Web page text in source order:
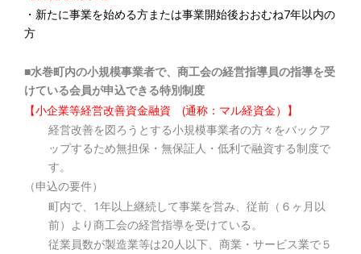
・新たに事業を始める方または事業開始後おおむね7年以内の
方
■水巻町内の小規模事業者で、商工会の経営指導員の指導を受
けている会員が申込できる特別制度
【小企業等経営改善資金融資 (通称：マル経資金）】
経営改善を図ろうとする小規模事業者の方々をバックア
ップするため無担保・無保証人・低利で融資する制度で
す。
（申込の要件）
町内で、1年以上継続して事業を営み、従前（６ヶ月以
前）より商工会の経営指導を受けている。
従業員数が製造業等は20人以下、商業・サービス業で５